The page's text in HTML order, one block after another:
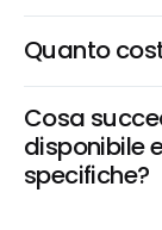
Quanto
Cosa
disponibile
specifiche?